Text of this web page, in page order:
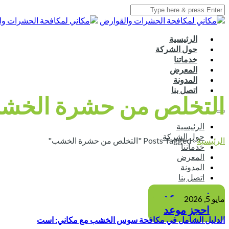
الرئيسية
حول الشركة
خدماتنا
المعرض
المدونة
اتصل بنا
الرئيسية
حول الشركة
خدماتنا
المعرض
المدونة
اتصل بنا
احجز موعد
احجز موعد
التخلص من حشرة
الرئيسية›Posts Tagged "التخلص من حشرة الخشب"
مايو 5, 2026
الدليل الشامل في مكافحة سوس الخشب مع مكاني: است